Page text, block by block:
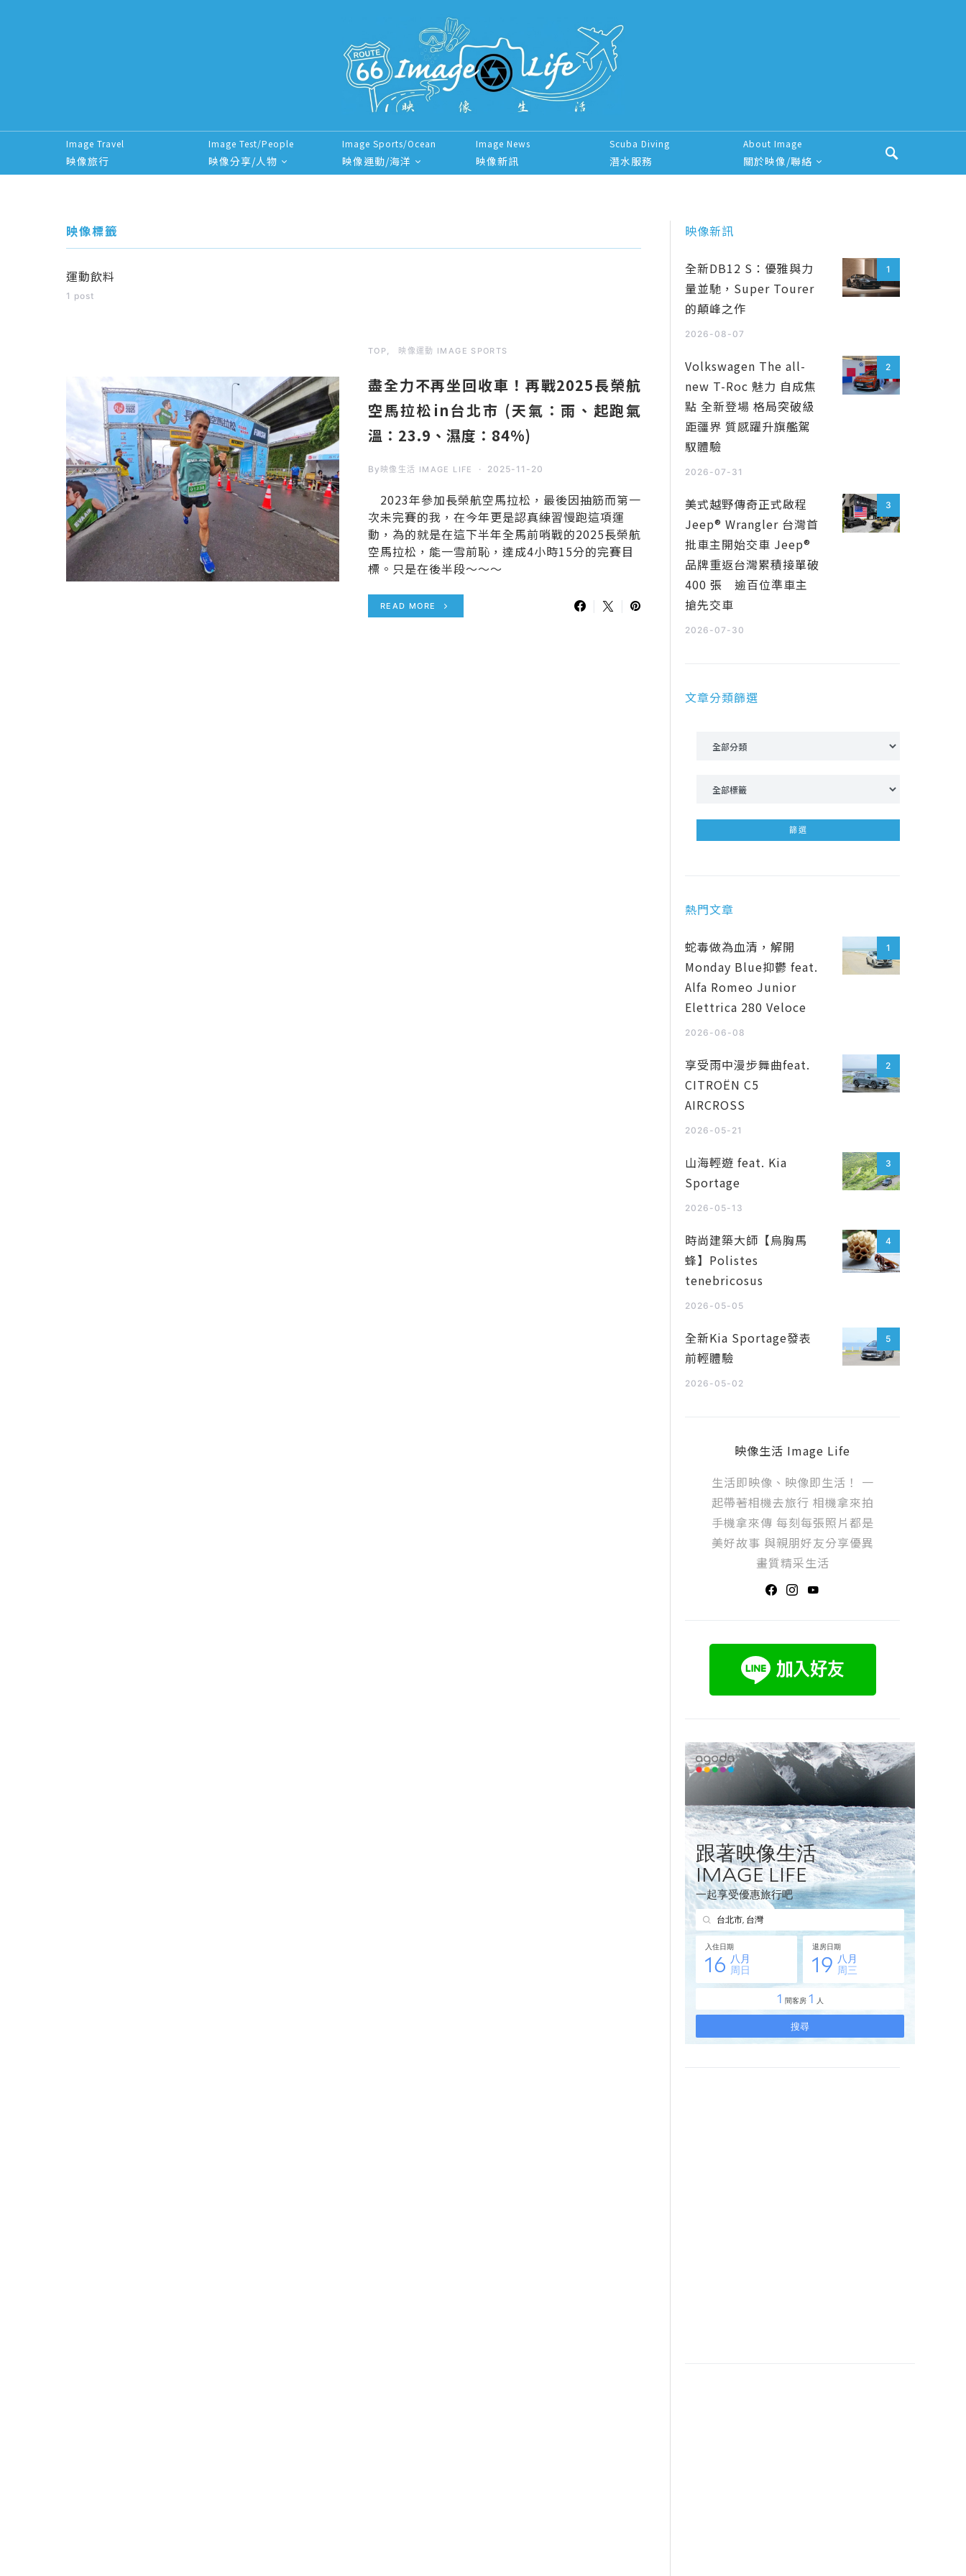
Image Travel
映像旅行
Image Test/People
映像分享/人物
Image Sports/Ocean
映像運動/海洋
Image News
映像新訊
Scuba Diving
潛水服務
About Image
關於映像/聯絡
Search for:
映像標籤
運動飲料
1 post
TOP 映像運動 IMAGE SPORTS
盡全力不再坐回收車！再戰2025長榮航
空馬拉松in台北市 (天氣：雨、起跑氣
溫：23.9、濕度：84%)
By 映像生活 IMAGE LIFE 2025-11-20
2023年參加長榮航空馬拉松，最後因抽筋而第一
次未完賽的我，在今年更是認真練習慢跑這項運
動，為的就是在這下半年全馬前哨戰的2025長榮航
空馬拉松，能一雪前恥，達成4小時15分的完賽目
標。只是在後半段～～～
READ MORE
映像新訊
1
全新DB12 S：優雅與力
量並馳，Super Tourer
的顛峰之作
2026-08-07
2
Volkswagen The all-
new T-Roc 魅力 自成焦
點 全新登場 格局突破級
距疆界 質感躍升旗艦駕
馭體驗
2026-07-31
3
美式越野傳奇正式啟程
Jeep® Wrangler 台灣首
批車主開始交車 Jeep®
品牌重返台灣累積接單破
400 張 逾百位準車主
搶先交車
2026-07-30
文章分類篩選
熱門文章
1
蛇毒做為血清，解開
Monday Blue抑鬱 feat.
Alfa Romeo Junior
Elettrica 280 Veloce
2026-06-08
2
享受雨中漫步舞曲feat.
CITROËN C5
AIRCROSS
2026-05-21
3
山海輕遊 feat. Kia
Sportage
2026-05-13
4
時尚建築大師【烏胸馬
蜂】Polistes
tenebricosus
2026-05-05
5
全新Kia Sportage發表
前輕體驗
2026-05-02
映像生活 Image Life
生活即映像、映像即生活！ 一
起帶著相機去旅行 相機拿來拍
手機拿來傳 每刻每張照片都是
美好故事 與親朋好友分享優異
畫質精采生活